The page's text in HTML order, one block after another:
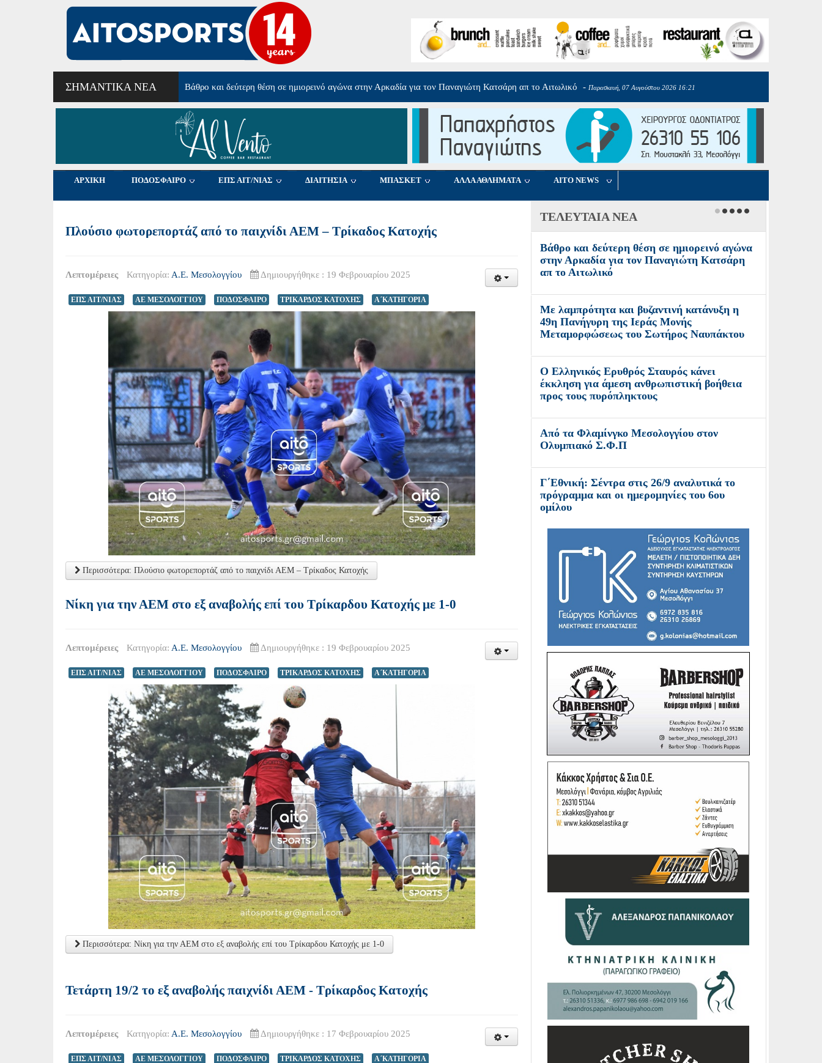
ΣΗΜΑΝΤΙΚΆ ΝΈΑ Βάθρο και δεύτερη θέση σε ημιορεινό αγώνα στην Αρκαδία για τον Παναγιώτη Κατσάρη απ το Αιτωλικό - Παρασκευή, 07 Αυγούστου 2026 16:21
Από τα Φλαμίνγκο Μεσολογγίου στον Ολυμπιακό Σ.Φ.Π -Πέμπτη, 06 Αυγούστου 2026 17:40
ΑΡΧΙΚΗ ΠΟΔΟΣΦΑΙΡΟ ΕΠΣ ΑΙΤ/ΝΙΑΣ ΔΙΑΙΤΗΣΙΑ ΜΠΑΣΚΕΤ ΑΛΛΑ ΑΘΛΗΜΑΤΑ AITO NEWS
Πλούσιο φωτορεπορτάζ από το παιχνίδι ΑΕΜ – Τρίκαδος Κατοχής
Λεπτομέρειες Κατηγορία: Α.Ε. Μεσολογγίου Δημιουργήθηκε : 19 Φεβρουαρίου 2025
ΕΠΣ ΑΙΤ/ΝΙΑΣ ΑΕ ΜΕΣΟΛΟΓΓΙΟΥ ΠΟΔΟΣΦΑΙΡΟ ΤΡΙΚΑΡΔΟΣ ΚΑΤΟΧΗΣ Α΄ΚΑΤΗΓΟΡΙΑ
Περισσότερα: Πλούσιο φωτορεπορτάζ από το παιχνίδι ΑΕΜ – Τρίκαδος Κατοχής
Νίκη για την ΑΕΜ στο εξ αναβολής επί του Τρίκαρδου Κατοχής με 1-0
Λεπτομέρειες Κατηγορία: Α.Ε. Μεσολογγίου Δημιουργήθηκε : 19 Φεβρουαρίου 2025
ΕΠΣ ΑΙΤ/ΝΙΑΣ ΑΕ ΜΕΣΟΛΟΓΓΙΟΥ ΠΟΔΟΣΦΑΙΡΟ ΤΡΙΚΑΡΔΟΣ ΚΑΤΟΧΗΣ Α΄ΚΑΤΗΓΟΡΙΑ
Περισσότερα: Νίκη για την ΑΕΜ στο εξ αναβολής επί του Τρίκαρδου Κατοχής με 1-0
Τετάρτη 19/2 το εξ αναβολής παιχνίδι ΑΕΜ - Τρίκαρδος Κατοχής
Λεπτομέρειες Κατηγορία: Α.Ε. Μεσολογγίου Δημιουργήθηκε : 17 Φεβρουαρίου 2025
ΕΠΣ ΑΙΤ/ΝΙΑΣ ΑΕ ΜΕΣΟΛΟΓΓΙΟΥ ΠΟΔΟΣΦΑΙΡΟ ΤΡΙΚΑΡΔΟΣ ΚΑΤΟΧΗΣ Α΄ΚΑΤΗΓΟΡΙΑ
ΤΕΛΕΥΤΑΙΑ ΝΕΑ
Βάθρο και δεύτερη θέση σε ημιορεινό αγώνα
στην Αρκαδία για τον Παναγιώτη Κατσάρη
απ το Αιτωλικό
Με λαμπρότητα και βυζαντινή κατάνυξη η
49η Πανήγυρη της Ιεράς Μονής
Μεταμορφώσεως του Σωτήρος Ναυπάκτου
Ο Ελληνικός Ερυθρός Σταυρός κάνει
έκκληση για άμεση ανθρωπιστική βοήθεια
προς τους πυρόπληκτους
Από τα Φλαμίνγκο Μεσολογγίου στον
Ολυμπιακό Σ.Φ.Π
Γ΄Εθνική: Σέντρα στις 26/9 αναλυτικά το
πρόγραμμα και οι ημερομηνίες του 6ου
ομίλου